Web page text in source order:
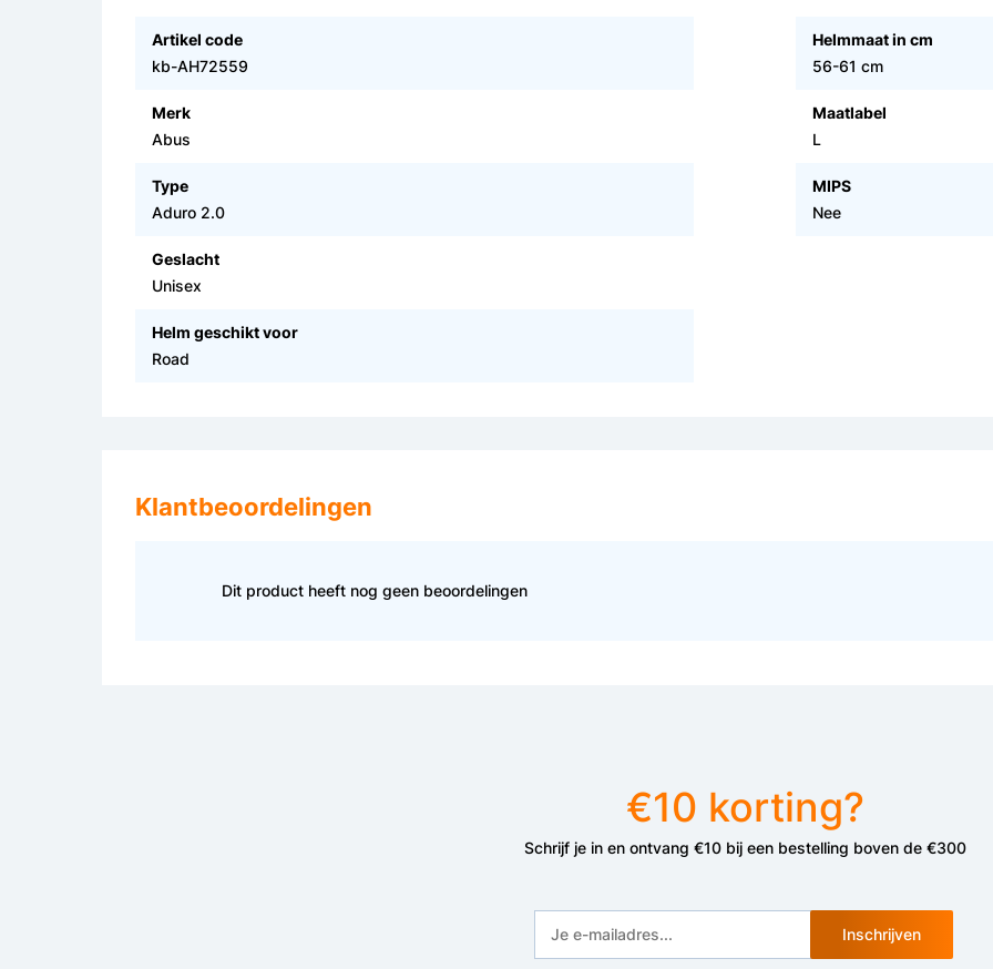
Artikel code
kb-AH72559
Merk
Abus
Type
Aduro 2.0
Geslacht
Unisex
Helm geschikt voor
Road
Helmmaat in cm
56-61 cm
Maatlabel
L
MIPS
Nee
Klantbeoordelingen
Dit product heeft nog geen beoordelingen
€10 korting?
Schrijf je in en ontvang €10 bij een bestelling boven de €300
Inschrijven